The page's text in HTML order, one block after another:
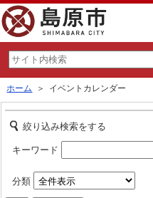
ホーム ＞ イベントカレンダー
絞り込み検索をする
キーワード
分類